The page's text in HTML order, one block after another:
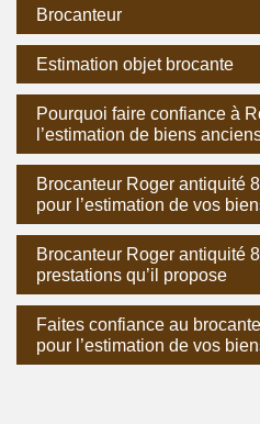
Brocanteur
Estimation objet brocante
Pourquoi faire confiance à
l’estimation de biens
Brocanteur Roger antiquité
pour l’estimation de vos
Brocanteur Roger antiquité
prestations qu’il propose
Faites confiance au
pour l’estimation de vos